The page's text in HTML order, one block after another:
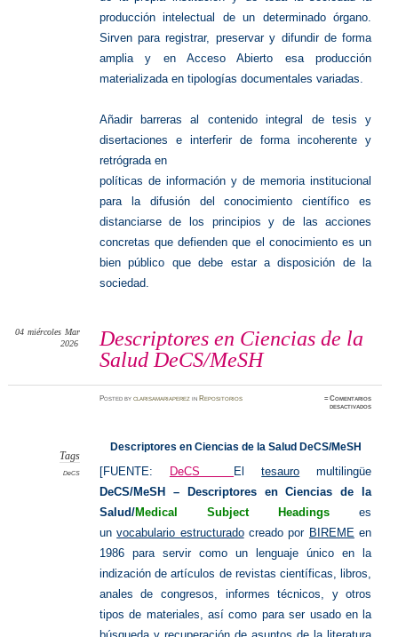
producción intelectual de un determinado órgano.
Sirven para registrar, preservar y difundir de forma
amplia y en Acceso Abierto esa producción
materializada en tipologías documentales variadas.
Añadir barreras al contenido integral de tesis y
disertaciones e interferir de forma incoherente y
retrógrada en
políticas de información y de memoria institucional
para la difusión del conocimiento científico es
distanciarse de los principios y de las acciones
concretas que defienden que el conocimiento es un
bien público que debe estar a disposición de la
sociedad.
Descriptores en Ciencias de la
Salud DeCS/MeSH
04 miércoles Mar
2026
Postedbyclarisamariaperez in Repositorios ≈Comentarios
desactivadosen
Tags
DeCS
Descriptores en Ciencias de la Salud DeCS/MeSH
[FUENTE: DeCS Eltesauro multilingüe
DeCS/MeSH – Descriptores en Ciencias de la
Salud/Medical Subject Headings es
unvocabulario estructuradocreado por BIREMEen
1986 para servir como un lenguaje único en la
indización de artículos de revistas científicas, libros,
anales de congresos, informes técnicos, y otros
tipos de materiales, así como para ser usado en la